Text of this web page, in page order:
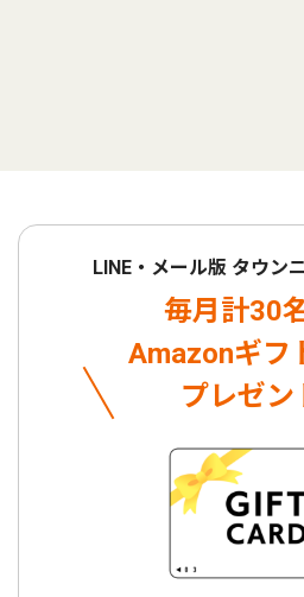
LINE・メール版 タウン
毎月計30
Amazonギフ
プレゼン